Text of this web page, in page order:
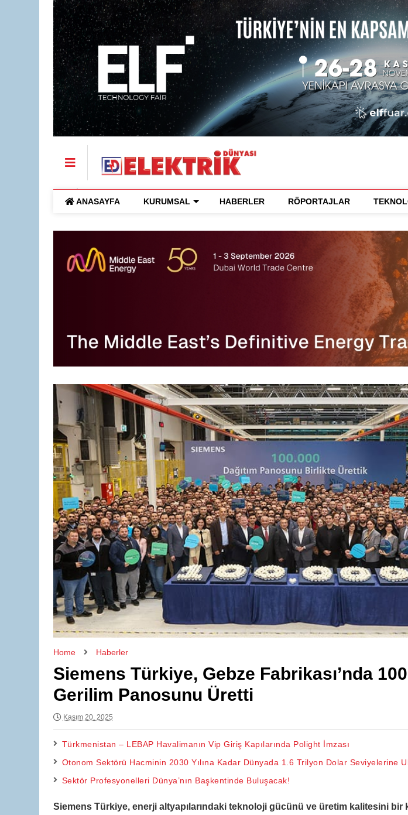
ANASAYFA KURUMSAL HABERLER RÖPORTAJLAR
Home Haberler
Siemens Türkiye, Gebze Fabrikası’nda
Gerilim Panosunu Üretti
Kasım 20, 2025
Türkmenistan – LEBAP Havalimanın Vip Giriş Kapılarında Polight İmzası
Otonom Sektörü Hacminin 2030 Yılına Kadar Dünyada 1.6 Trilyon Dolar Seviyelerine
Sektör Profesyonelleri Dünya’nın Başkentinde Buluşacak!
Siemens Türkiye, enerji altyapılarındaki teknoloji gücünü ve üretim kalitesini bir